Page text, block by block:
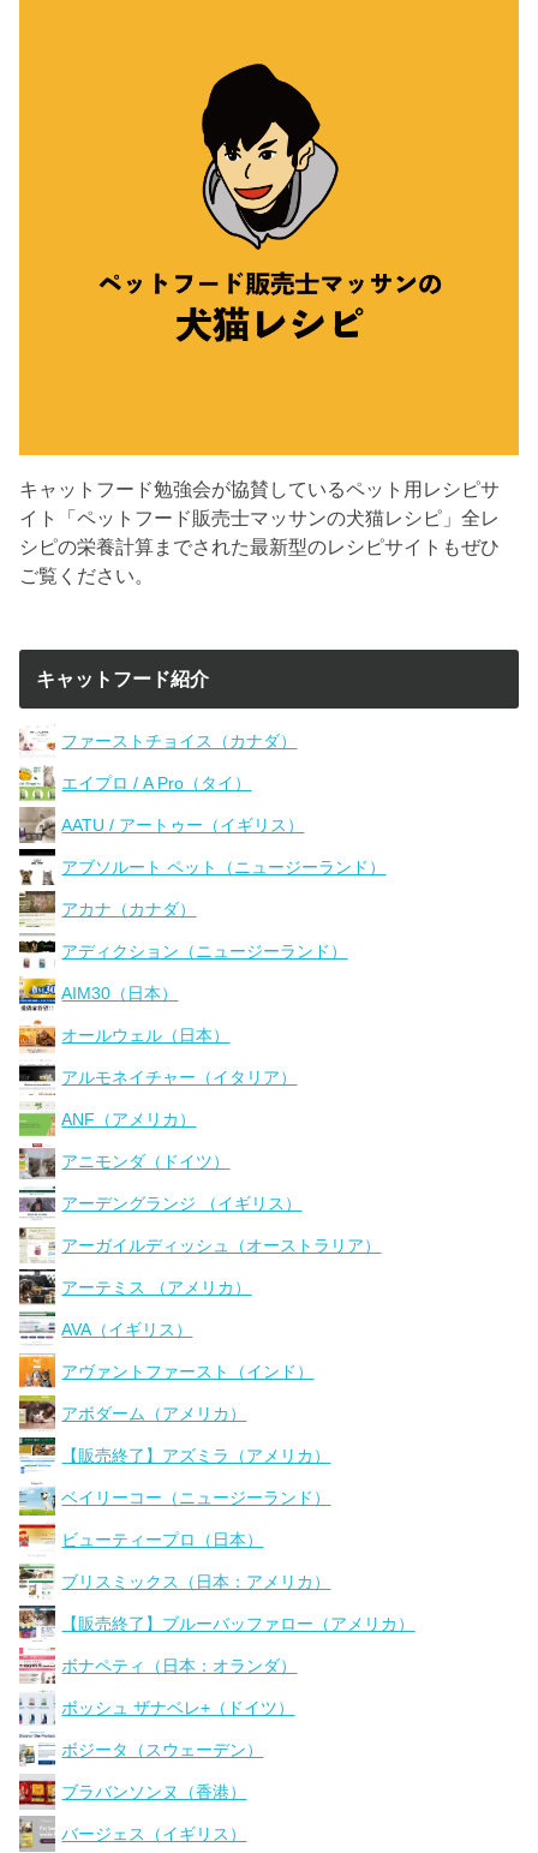
キャットフード勉強会が協賛しているペット用レシピサ
イト「ペットフード販売士マッサンの犬猫レシピ」全レ
シピの栄養計算までされた最新型のレシピサイトもぜひ
ご覧ください。
キャットフード紹介
ファーストチョイス（カナダ）
エイプロ / A Pro（タイ）
AATU / アートゥー（イギリス）
アブソルート ペット（ニュージーランド）
アカナ（カナダ）
アディクション（ニュージーランド）
AIM30（日本）
オールウェル（日本）
アルモネイチャー（イタリア）
ANF（アメリカ）
アニモンダ（ドイツ）
アーデングランジ （イギリス）
アーガイルディッシュ（オーストラリア）
アーテミス （アメリカ）
AVA（イギリス）
アヴァントファースト（インド）
アボダーム（アメリカ）
【販売終了】アズミラ（アメリカ）
ベイリーコー（ニュージーランド）
ビューティープロ（日本）
ブリスミックス（日本：アメリカ）
【販売終了】ブルーバッファロー（アメリカ）
ボナペティ（日本：オランダ）
ボッシュ ザナベレ+（ドイツ）
ボジータ（スウェーデン）
ブラバンソンヌ（香港）
バージェス（イギリス）